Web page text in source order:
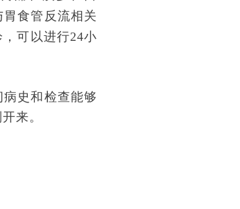
食管反流相关
可以进行24小
病史和检查能够
来。